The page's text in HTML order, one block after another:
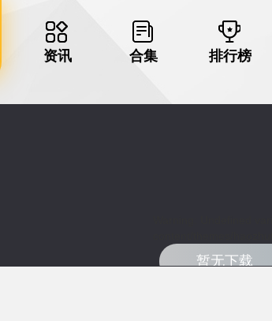
资讯 合集 排行榜
暂无下载